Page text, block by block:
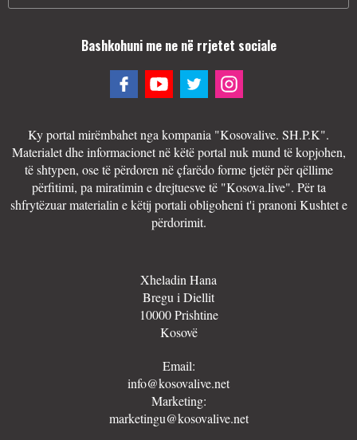
Bashkohuni me ne në rrjetet sociale
Ky portal mirëmbahet nga kompania "Kosovalive. SH.P.K".
Materialet dhe informacionet në këtë portal nuk mund të kopjohen,
të shtypen, ose të përdoren në çfarëdo forme tjetër për qëllime
përfitimi, pa miratimin e drejtuesve të "Kosova.live". Për ta
shfrytëzuar materialin e këtij portali obligoheni t'i pranoni Kushtet e
përdorimit.
Xheladin Hana
Bregu i Diellit
10000 Prishtine
Kosovë
Email:
info@kosovalive.net
Marketing:
marketingu@kosovalive.net